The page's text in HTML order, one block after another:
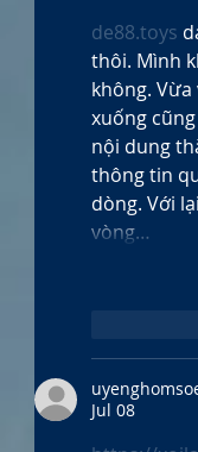
de88.toys
thôi. Mình
không.
xuống
nội dung
thông tin
dòng. Với
vòng…
Jul 08